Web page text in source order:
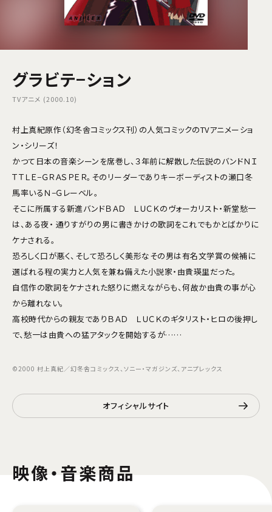
グラビテ−ション
TVアニメ (2000.10)
村上真紀原作（幻冬舎コミックス刊）の人気コミックのTVアニメーショ
ン・シリーズ！
かつて日本の音楽シーンを席巻し、３年前に解散した伝説のバンドＮＩ
ＴＴＬＥ−ＧＲＡＳＰＥＲ。そのリーダーでありキーボーディストの瀬口冬
馬率いるＮ−Ｇレーベル。
そこに所属する新進バンドＢＡＤ ＬＵＣＫのヴォーカリスト・新堂愁一
は、ある夜・ 通りすがりの男に書きかけの歌詞をこれでもかとばかりに
ケナされる。
恐ろしく口が悪く、そして恐ろしく美形なその男は有名文学賞の候補に
選ばれる程の実力と人気を兼ね備えた小説家・由貴瑛里だった。
自信作の歌詞をケナされた怒りに燃えながらも、何故か由貴の事が心
から離れない。
高校時代からの親友でありＢＡＤ ＬＵＣＫのギタリスト・ヒロの後押し
で、愁一は由貴への猛アタックを開始するが……
©2000 村上真紀／幻冬舎コミックス、ソニー・マガジンズ、アニプレックス
オフィシャルサイト
映像・音楽商品